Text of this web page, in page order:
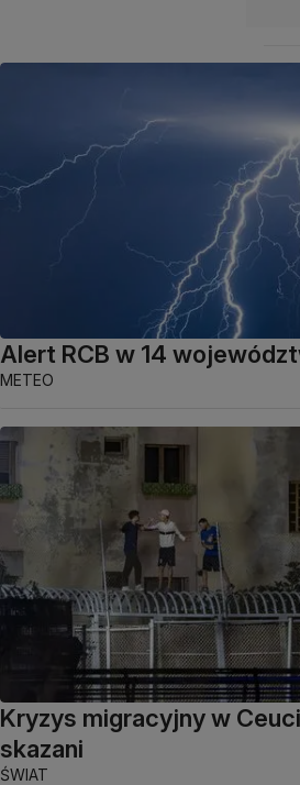
Alert RCB w 14
METEO
Kryzys migracyjny w
skazani
ŚWIAT